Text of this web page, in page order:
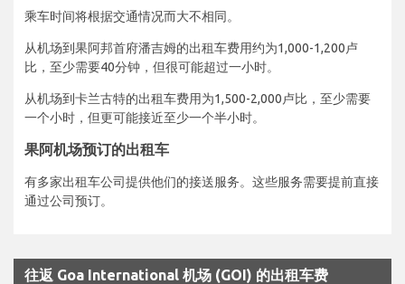
乘车时间将根据交通情况而大不相同。
从机场到果阿邦首府潘吉姆的出租车费用约为1,000-1,200卢
比，至少需要40分钟，但很可能超过一小时。
从机场到卡兰古特的出租车费用为1,500-2,000卢比，至少需要
一个小时，但更可能接近至少一个半小时。
果阿机场预订的出租车
有多家出租车公司提供他们的接送服务。这些服务需要提前直接
通过公司预订。
往返 Goa International 机场 (GOI) 的出租车费